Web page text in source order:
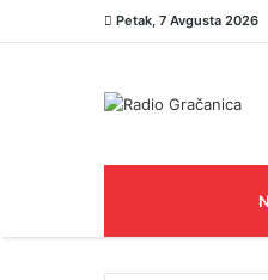
Petak, 7 Avgusta 2026